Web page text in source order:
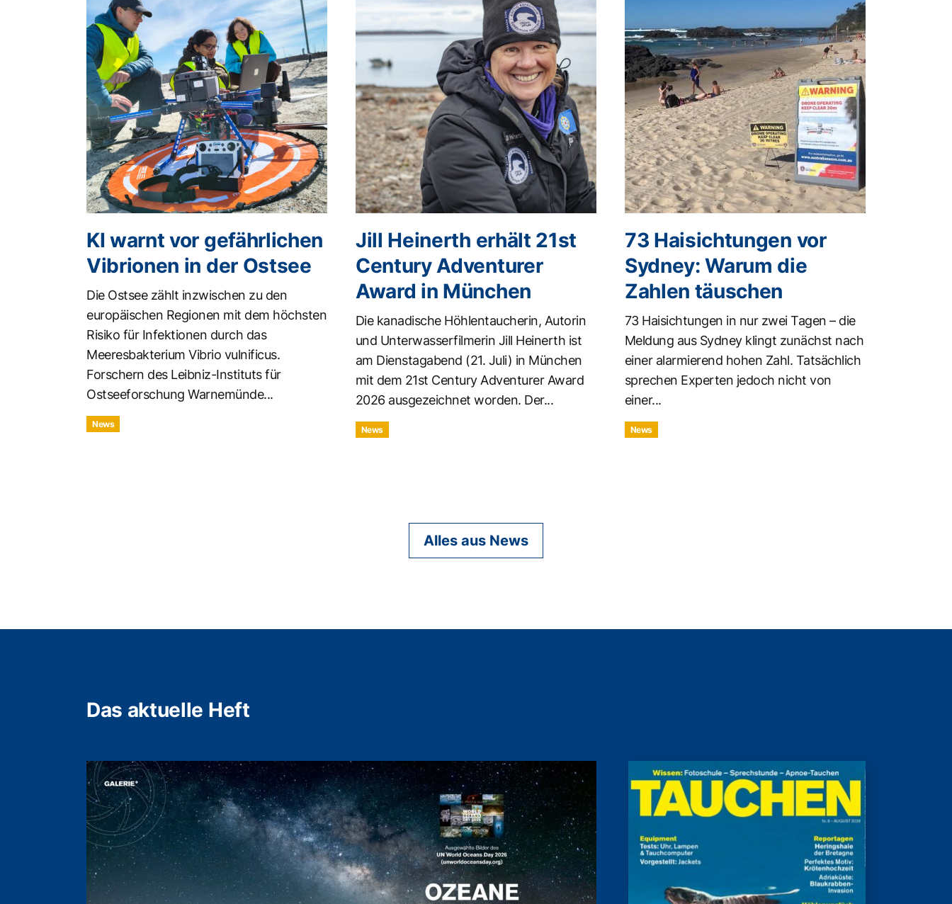
KI warnt vor gefährlichen
Vibrionen in der Ostsee
Die Ostsee zählt inzwischen zu den
europäischen Regionen mit dem höchsten
Risiko für Infektionen durch das
Meeresbakterium Vibrio vulnificus.
Forschern des Leibniz-Instituts für
Ostseeforschung Warnemünde...
News
Jill Heinerth erhält 21st
Century Adventurer
Award in München
Die kanadische Höhlentaucherin, Autorin
und Unterwasserfilmerin Jill Heinerth ist
am Dienstagabend (21. Juli) in München
mit dem 21st Century Adventurer Award
2026 ausgezeichnet worden. Der...
News
73 Haisichtungen vor
Sydney: Warum die
Zahlen täuschen
73 Haisichtungen in nur zwei Tagen – die
Meldung aus Sydney klingt zunächst nach
einer alarmierend hohen Zahl. Tatsächlich
sprechen Experten jedoch nicht von
einer...
News
Alles aus News
Das aktuelle Heft